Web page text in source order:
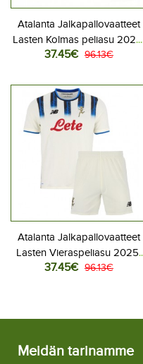
Atalanta Jalkapallovaatteet
Lasten Kolmas peliasu 2026-
27 Lyhythihainen (+ Lyhyet
37.45€ 96.13€
Atalanta Jalkapallovaatteet
Lasten Vieraspeliasu 2025-
26 Lyhythihainen (+ Lyhyet
37.45€ 96.13€
Meidän tarinamme